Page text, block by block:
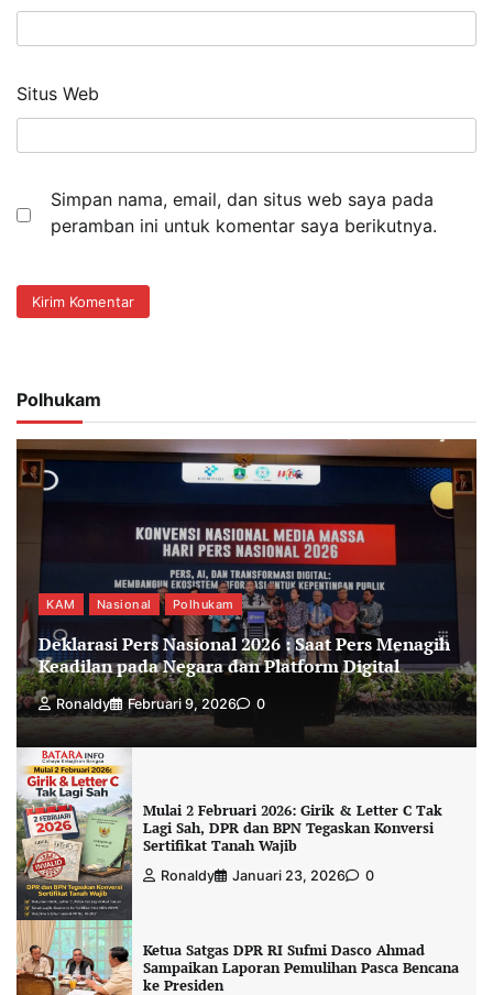
Situs Web
Simpan nama, email, dan situs web saya pada
peramban ini untuk komentar saya berikutnya.
Polhukam
KAM Nasional Polhukam
Deklarasi Pers Nasional 2026 : Saat Pers Menagih
Keadilan pada Negara dan Platform Digital
Ronaldy Februari 9, 2026 0
Mulai 2 Februari 2026: Girik & Letter C Tak
Lagi Sah, DPR dan BPN Tegaskan Konversi
Sertifikat Tanah Wajib
Ronaldy Januari 23, 2026 0
Ketua Satgas DPR RI Sufmi Dasco Ahmad
Sampaikan Laporan Pemulihan Pasca Bencana
ke Presiden